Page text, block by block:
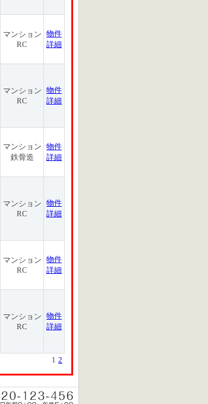
マンション
RC
物件
詳細
マンション
RC
物件
詳細
マンション
鉄骨造
物件
詳細
マンション
RC
物件
詳細
マンション
RC
物件
詳細
マンション
RC
物件
詳細
1 2